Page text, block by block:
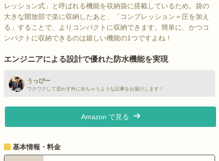
レッション式」と呼ばれる機能を収納袋に搭載しているため。袋の
大きな開放部で楽に収納したあと、「コンプレッション＝圧を加え
る」することで、よりコンパクトに収納できます。簡単に、かつコ
ンパクトに収納できるのは嬉しい機能の1つですよね！
エンジニアによる設計で優れた防水機能を実現
うっぴー
ワクワクして思わず外に出ちゃうような記事をお届けします！
Amazon で見る
基本情報・料金